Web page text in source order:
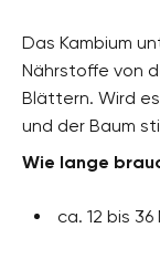
Das Kambium
Nährstoffe von
Blättern. Wird
und der Baum
Wie lange
ca. 12 bis